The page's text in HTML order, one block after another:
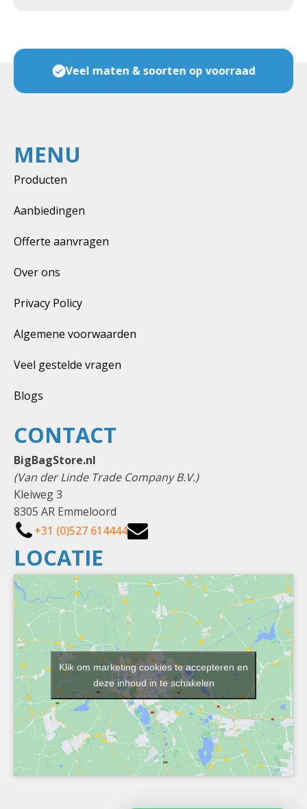
Veel maten & soorten op voorraad
MENU
Producten
Aanbiedingen
Offerte aanvragen
Over ons
Privacy Policy
Algemene voorwaarden
Veel gestelde vragen
Blogs
LOCATIE
Klik om marketing cookies te accepteren en
deze inhoud in te schakelen
CONTACT
BigBagStore.nl
(Van der Linde Trade Company B.V.)
Kleiweg 3
8305 AR Emmeloord
+31 (0)527 614444